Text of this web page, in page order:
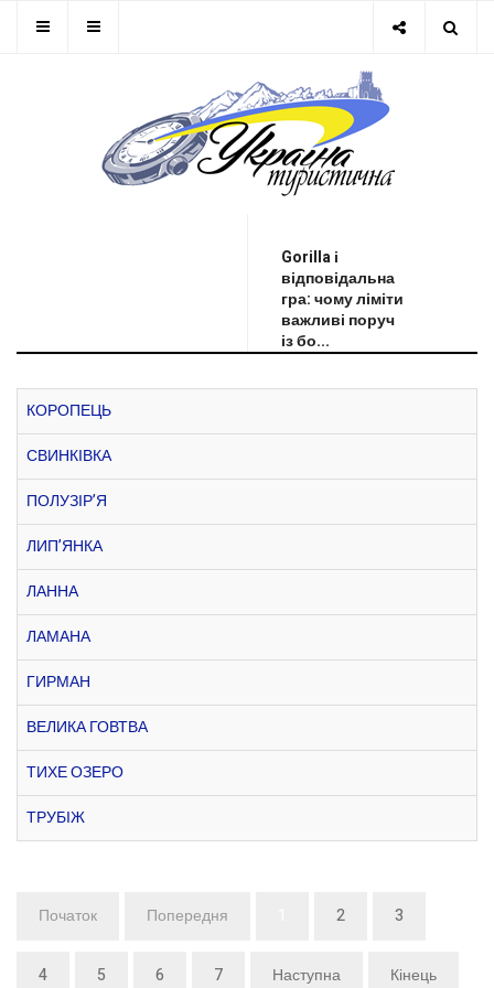
Gorilla і
відповідальна
гра: чому ліміти
важливі поруч
із бо...
КОРОПЕЦЬ
СВИНКІВКА
ПОЛУЗІР’Я
ЛИП’ЯНКА
ЛАННА
ЛАМАНА
ГИРМАН
ВЕЛИКА ГОВТВА
ТИХЕ ОЗЕРО
ТРУБІЖ
Початок Попередня 2 3
4 5 6 7 Наступна Кінець